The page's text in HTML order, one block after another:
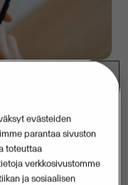
Visma
kaupungin laajan
Visma
evästeiden
parantaa sivuston
toteuttaa
verkkosivustomme
ja sosiaalisen